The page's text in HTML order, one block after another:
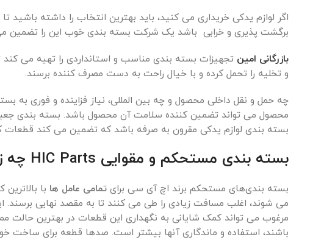
اگر لوازم یدکی خریداری می کنید، باید بهترین انتخاب را داشته
برگشت پذیری و خرابی باشد یک شرکت بسته بندی خوب این را تضمین
بازرگانی امین تجهیزات بسته بندی مناسب و استانداردی را تهیه می کند
و تخلیه را تحمل کرده و با خیال راحت به دست مصرف کننده برسند.
چه حمل و نقل داخلی محصول و چه بین المللی، نیاز فزاینده و فوری به
محصول می تواند تضمین کننده سلامت آن محصول باشد. بسته بندی جعبه
بسته بندی لوازم یدکی مقرون به صرفه باشد که تضمین می کند
بسته بندی مستحکم و مقوایی HIC Parts چه زمانی انجام می‌شود؟
بسته بندی‌های مستحکم برند اچ آی سی برای تمامی عامل ها با
می شوند، اغلب مسافت زیادی را طی می کنند تا به مقصد نهایی برسند.
مرغوب می تواند کمک شایانی به نگهداری این قطعات در بهترین
باشند، استفاده و ماندگاری آنها بیشتر است. صدها قطعه برای ساخت